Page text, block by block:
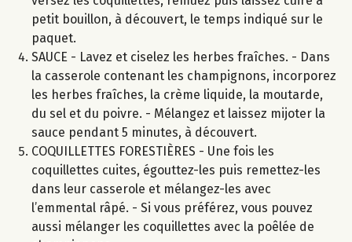
petit bouillon, à découvert, le temps indiqué sur le
paquet.
SAUCE - Lavez et ciselez les herbes fraîches. - Dans
la casserole contenant les champignons, incorporez
les herbes fraîches, la crème liquide, la moutarde,
du sel et du poivre. - Mélangez et laissez mijoter la
sauce pendant 5 minutes, à découvert.
COQUILLETTES FORESTIÈRES - Une fois les
coquillettes cuites, égouttez-les puis remettez-les
dans leur casserole et mélangez-les avec
l’emmental râpé. - Si vous préférez, vous pouvez
aussi mélanger les coquillettes avec la poêlée de